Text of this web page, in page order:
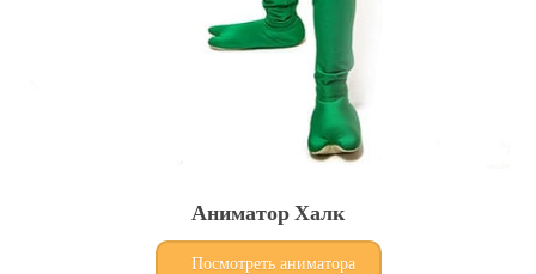
Аниматор Халк
Посмотреть аниматора